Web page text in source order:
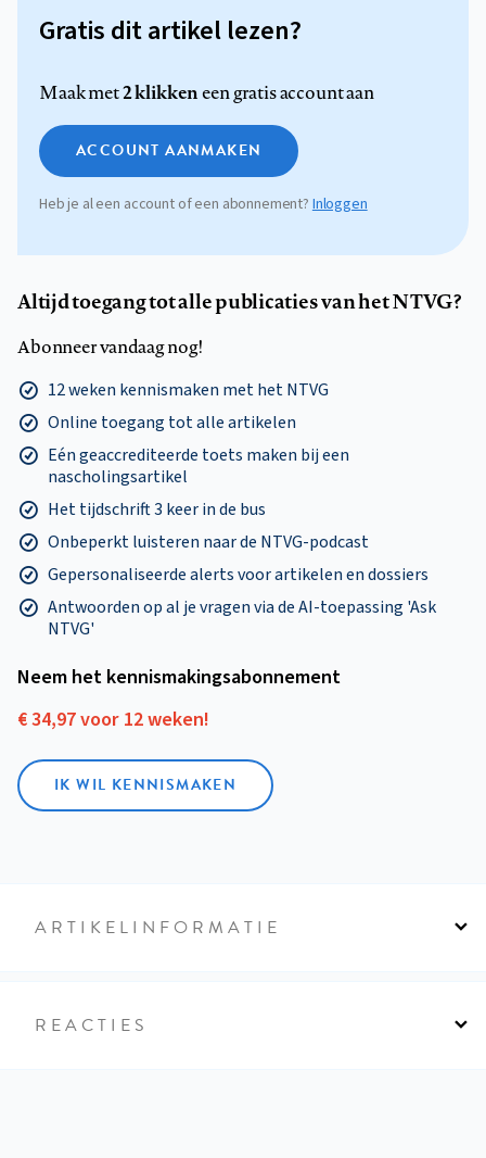
Gratis dit artikel lezen?
Maak met2 klikkeneen gratis account aan
ACCOUNT AANMAKEN
Heb je al een account of een abonnement? Inloggen
Altijd toegang tot alle publicaties van het NTVG?
Abonneer vandaag nog!
12 weken kennismaken met het NTVG
Online toegang tot alle artikelen
Eén geaccrediteerde toets maken bij een
nascholingsartikel
Het tijdschrift 3 keer in de bus
Onbeperkt luisteren naar de NTVG-podcast
Gepersonaliseerde alerts voor artikelen en dossiers
Antwoorden op al je vragen via de AI-toepassing 'Ask
NTVG'
Neem het kennismakings­abonnement
€ 34,97 voor 12 weken!
IK WIL KENNISMAKEN
ARTIKELINFORMATIE
REACTIES